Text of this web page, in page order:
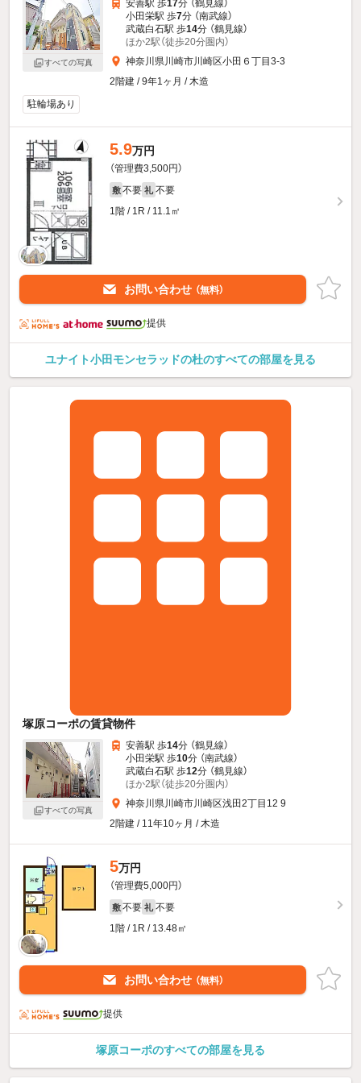
すべての写真
安善駅 歩17分 （鶴見線）
小田栄駅 歩7分 （南武線）
武蔵白石駅 歩14分 （鶴見線）
ほか2駅（徒歩20分圏内）
神奈川県川崎市川崎区小田６丁目3-3
2階建 / 9年1ヶ月 / 木造
駐輪場あり
5.9万円
（管理費3,500円）
敷 不要 礼 不要
1階 / 1R / 11.1㎡
お問い合わせ （無料）
提供
ユナイト小田モンセラッドの杜のすべての部屋を見る
塚原コーポの賃貸物件
すべての写真
安善駅 歩14分 （鶴見線）
小田栄駅 歩10分 （南武線）
武蔵白石駅 歩12分 （鶴見線）
ほか2駅（徒歩20分圏内）
神奈川県川崎市川崎区浅田2丁目12 9
2階建 / 11年10ヶ月 / 木造
5万円
（管理費5,000円）
敷 不要 礼 不要
1階 / 1R / 13.48㎡
お問い合わせ （無料）
提供
塚原コーポのすべての部屋を見る